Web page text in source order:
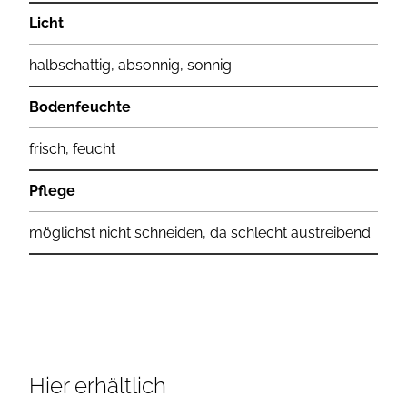
Licht
halbschattig, absonnig, sonnig
Bodenfeuchte
frisch, feucht
Pflege
möglichst nicht schneiden, da schlecht austreibend
Hier erhältlich